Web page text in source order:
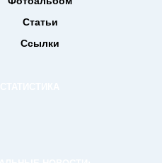
Статьи
Ссылки